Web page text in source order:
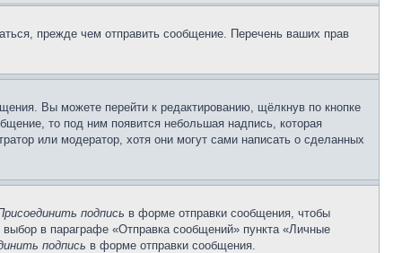
прежде чем отправить сообщение. Перечень ваших прав
Вы можете перейти к редактированию, щёлкнув по кнопке
то под ним появится небольшая надпись, которая
или модератор, хотя они могут сами написать о сделанных
подпись в форме отправки сообщения, чтобы
в параграфе «Отправка сообщений» пункта «Личные
подпись в форме отправки сообщения.